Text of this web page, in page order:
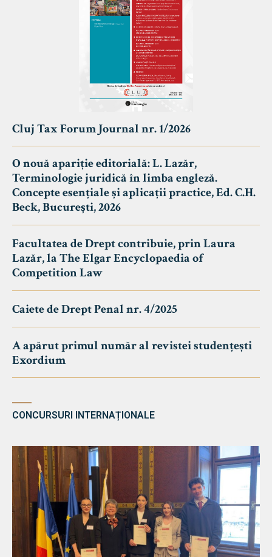
Cluj Tax Forum Journal nr. 1/2026
O nouă apariție editorială: L. Lazăr,
Terminologie juridică în limba engleză.
Concepte esențiale și aplicații practice, Ed. C.H.
Beck, București, 2026
Facultatea de Drept contribuie, prin Laura
Lazăr, la The Elgar Encyclopaedia of
Competition Law
Caiete de Drept Penal nr. 4/2025
A apărut primul număr al revistei studențești
Exordium
CONCURSURI INTERNAȚIONALE